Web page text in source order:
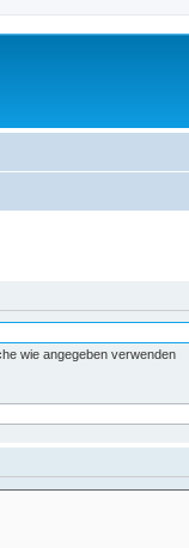
wie angegeben verwenden